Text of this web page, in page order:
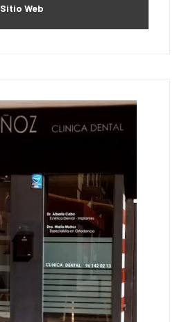
Sitio Web